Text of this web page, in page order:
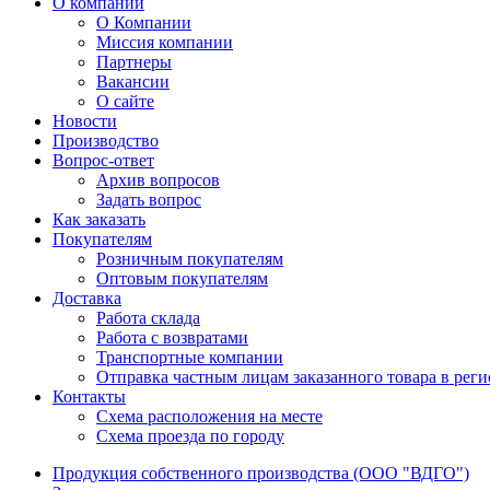
О Компании
Миссия компании
Партнеры
Вакансии
О сайте
Новости
Производство
Вопрос-ответ
Архив вопросов
Задать вопрос
Как заказать
Покупателям
Розничным покупателям
Оптовым покупателям
Доставка
Работа склада
Работа с возвратами
Транспортные компании
Отправка частным лицам заказанного товара в
Контакты
Схема расположения на месте
Схема проезда по городу
Продукция собственного производства (ООО "ВДГО")